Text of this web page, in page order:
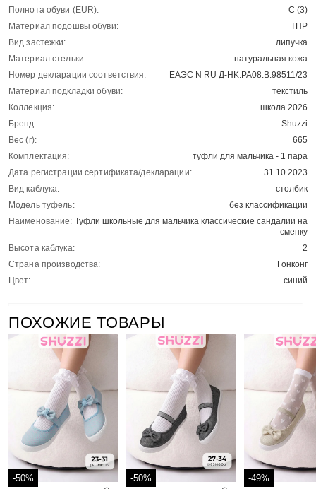
Полнота обуви (EUR):
С (3)
Материал подошвы обуви:
ТПР
Вид застежки:
липучка
Материал стельки:
натуральная кожа
Номер декларации соответствия:
ЕАЭС N RU Д-HK.РА08.В.98511/23
Материал подкладки обуви:
текстиль
Коллекция:
школа 2026
Бренд:
Shuzzi
Вес (г):
665
Комплектация:
туфли для мальчика - 1 пара
Дата регистрации сертификата/декларации:
31.10.2023
Вид каблука:
столбик
Модель туфель:
без классификации
Наименование: Туфли школьные для мальчика классические сандалии на
сменку
Высота каблука:
2
Страна производства:
Гонконг
Цвет:
синий
ПОХОЖИЕ ТОВАРЫ
-50% -50% -49%